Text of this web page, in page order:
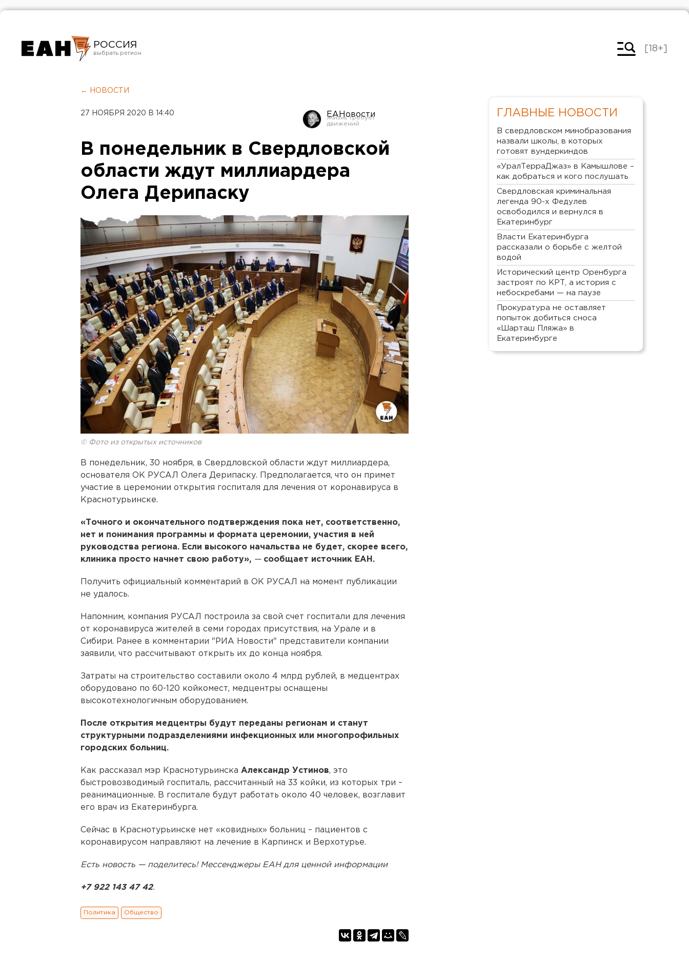
РОССИЯ
Челябинск
[18+]
← НОВОСТИ
27 НОЯБРЯ 2020 В 14:40 ЕАНовости
В понедельник в Свердловской
области ждут миллиардера
Олега Дерипаску
© Фото из открытых источников
В понедельник, 30 ноября, в Свердловской области ждут миллиардера,
основателя ОК РУСАЛ Олега Дерипаску. Предполагается, что он примет
участие в церемонии открытия госпиталя для лечения от коронавируса в
Краснотурьинске.
«Точного и окончательного подтверждения пока нет, соответственно,
нет и понимания программы и формата церемонии, участия в ней
руководства региона. Если высокого начальства не будет, скорее всего,
клиника просто начнет свою работу», —сообщает источник ЕАН.
Получить официальный комментарий в ОК РУСАЛ на момент публикации
не удалось.
Напомним, компания РУСАЛ построила за свой счет госпитали для лечения
от коронавируса жителей в семи городах присутствия, на Урале и в
Сибири. Ранее в комментарии "РИА Новости" представители компании
заявили, что рассчитывают открыть их до конца ноября.
Затраты на строительство составили около 4 млрд рублей, в медцентрах
оборудовано по 60-120 койкомест, медцентры оснащены
высокотехнологичным оборудованием.
После открытия медцентры будут переданы регионам и станут
структурными подразделениями инфекционных или многопрофильных
городских больниц.
Как рассказал мэр Краснотурьинска Александр Устинов, это
быстровозводимый госпиталь, рассчитанный на 33 койки, из которых три –
реанимационные. В госпитале будут работать около 40 человек, возглавит
его врач из Екатеринбурга.
Сейчас в Краснотурьинске нет «ковидных» больниц – пациентов с
коронавирусом направляют на лечение в Карпинск и Верхотурье.
Есть новость — поделитесь! Мессенджеры ЕАН для ценной информации
+7 922 143 47 42.
Политика Общество
ГЛАВНЫЕ НОВОСТИ
В свердловском минобразования
назвали школы, в которых
готовят вундеркиндов
«УралТерраДжаз» в Камышлове –
как добраться и кого послушать
Свердловская криминальная
легенда 90-х Федулев
освободился и вернулся в
Екатеринбург
Власти Екатеринбурга
рассказали о борьбе с желтой
водой
Исторический центр Оренбурга
застроят по КРТ, а история с
небоскребами — на паузе
Прокуратура не оставляет
попыток добиться сноса
«Шарташ Пляжа» в
Екатеринбурге